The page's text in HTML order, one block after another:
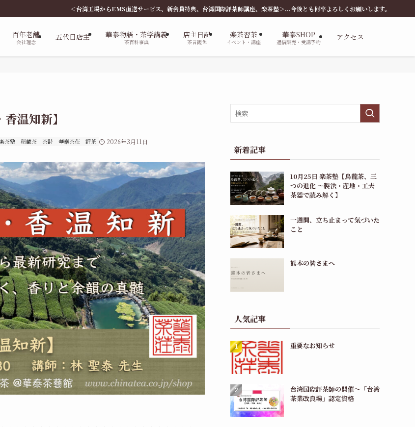
台湾工場からEMS直送サービス、新会員特典、台湾国際評茶師講座、楽茶塾＞...今後とも何卒よろしくお願いします。
百年老舗
会社理念
五代目店主 華泰物語・茶学講義
茶百科事典
店主日記
茶言観色
楽茶習茶
イベント・講座
華泰SHOP
通信販売・受講予約
アクセス
温知新】
茶塾 秘蔵茶 茶詩 華泰茶荘 評茶 2026年3月11日
新着記事
10月25日 楽茶塾【烏龍茶、三
つの進化 〜製法・産地・工夫
茶器で読み解く】
一週間、立ち止まって気づいた
こと
熊本の皆さまへ
人気記事
重要なお知らせ
台湾国際評茶師の開催〜「台湾
茶業改良場」認定資格